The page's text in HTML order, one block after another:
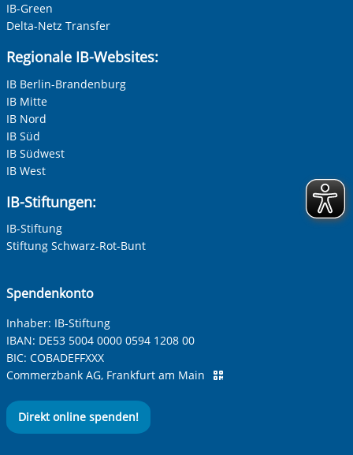
IB-Green
Delta-Netz Transfer
Regionale IB-Websites:
IB Berlin-Brandenburg
IB Mitte
IB Nord
IB Süd
IB Südwest
IB West
IB-Stiftungen:
IB-Stiftung
Stiftung Schwarz-Rot-Bunt
Spendenkonto
Inhaber: IB-Stiftung
IBAN: DE53 5004 0000 0594 1208 00
BIC: COBADEFFXXX
Commerzbank AG, Frankfurt am Main
Direkt online spenden!